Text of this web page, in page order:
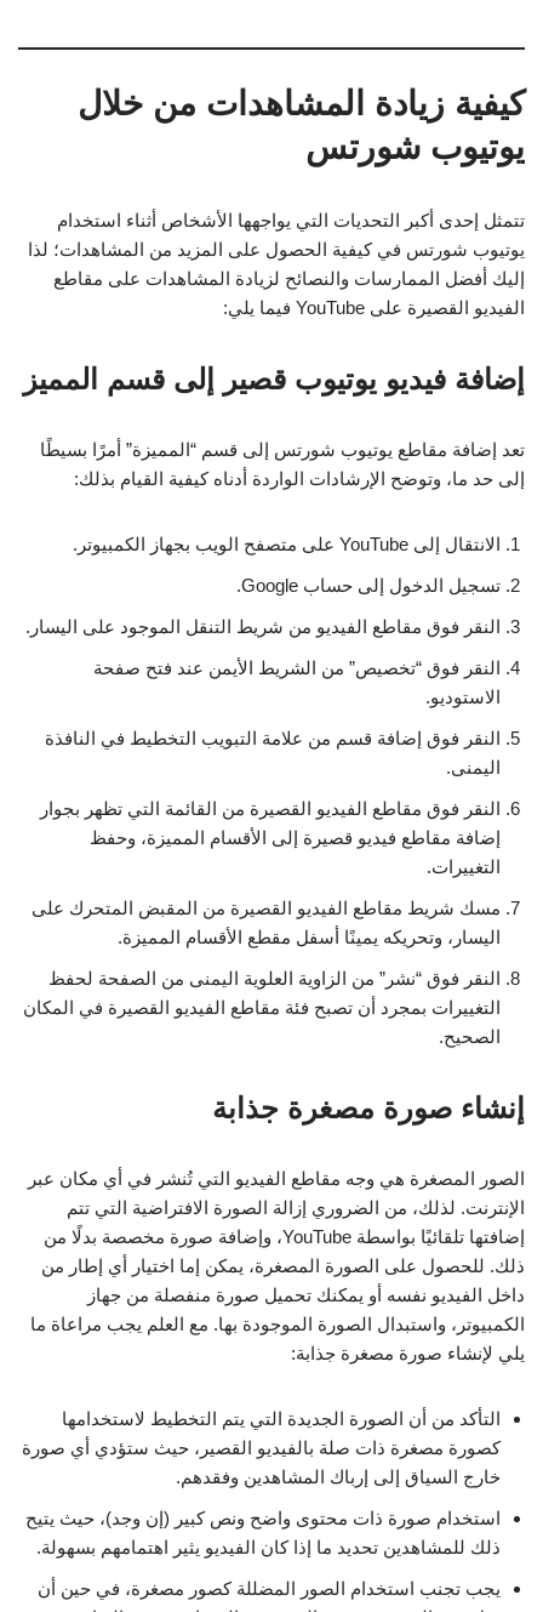
كيفية زيادة المشاهدات من خلال
يوتيوب شورتس
تتمثل إحدى أكبر التحديات التي يواجهها الأشخاص أثناء استخدام
يوتيوب شورتس في كيفية الحصول على المزيد من المشاهدات؛ لذا
إليك أفضل الممارسات والنصائح لزيادة المشاهدات على مقاطع
الفيديو القصيرة على YouTube فيما يلي:
إضافة فيديو يوتيوب قصير إلى قسم المميز
تعد إضافة مقاطع يوتيوب شورتس إلى قسم “المميزة” أمرًا بسيطًا
إلى حد ما، وتوضح الإرشادات الواردة أدناه كيفية القيام بذلك:
الانتقال إلى YouTube على متصفح الويب بجهاز الكمبيوتر.
تسجيل الدخول إلى حساب Google.
النقر فوق مقاطع الفيديو من شريط التنقل الموجود على اليسار.
النقر فوق “تخصيص” من الشريط الأيمن عند فتح صفحة
الاستوديو.
النقر فوق إضافة قسم من علامة التبويب التخطيط في النافذة
اليمنى.
النقر فوق مقاطع الفيديو القصيرة من القائمة التي تظهر بجوار
إضافة مقاطع فيديو قصيرة إلى الأقسام المميزة، وحفظ
التغييرات.
مسك شريط مقاطع الفيديو القصيرة من المقبض المتحرك على
اليسار، وتحريكه يمينًا أسفل مقطع الأقسام المميزة.
النقر فوق “نشر” من الزاوية العلوية اليمنى من الصفحة لحفظ
التغييرات بمجرد أن تصبح فئة مقاطع الفيديو القصيرة في المكان
الصحيح.
إنشاء صورة مصغرة جذابة
الصور المصغرة هي وجه مقاطع الفيديو التي تُنشر في أي مكان عبر
الإنترنت. لذلك، من الضروري إزالة الصورة الافتراضية التي تتم
إضافتها تلقائيًا بواسطة YouTube، وإضافة صورة مخصصة بدلًا من
ذلك. للحصول على الصورة المصغرة، يمكن إما اختيار أي إطار من
داخل الفيديو نفسه أو يمكنك تحميل صورة منفصلة من جهاز
الكمبيوتر، واستبدال الصورة الموجودة بها. مع العلم يجب مراعاة ما
يلي لإنشاء صورة مصغرة جذابة:
التأكد من أن الصورة الجديدة التي يتم التخطيط لاستخدامها
كصورة مصغرة ذات صلة بالفيديو القصير، حيث ستؤدي أي صورة
خارج السياق إلى إرباك المشاهدين وفقدهم.
استخدام صورة ذات محتوى واضح ونص كبير (إن وجد)، حيث يتيح
ذلك للمشاهدين تحديد ما إذا كان الفيديو يثير اهتمامهم بسهولة.
يجب تجنب استخدام الصور المضللة كصور مصغرة، في حين أن